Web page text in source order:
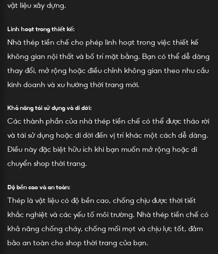
vật liệu xây dựng.
Linh hoạt trong thiết kế:
Nhà thép tiền chế cho phép linh hoạt trong việc thiết kế
không gian nội thất và bố trí mặt bằng. Bạn có thể dễ dàng
thay đổi, mở rộng hoặc điều chỉnh không gian theo nhu cầu
kinh doanh và xu hướng thời trang mới.
Khả năng tái sử dụng và di dời:
Các thành phần của nhà thép tiền chế có thể được tháo rời
và tái sử dụng hoặc di dời đến vị trí khác một cách dễ dàng.
Điều này đặc biệt hữu ích khi bạn muốn mở rộng hoặc di
chuyển shop thời trang.
Độ bền cao và an toàn:
Thép là vật liệu có độ bền cao, chống chịu được thời tiết
khắc nghiệt và các yếu tố môi trường. Nhà thép tiền chế có
khả năng chống cháy, chống mối mọt và chịu lực tốt, đảm
bảo an toàn cho shop thời trang của bạn.